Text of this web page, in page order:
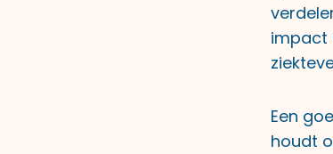
impact
Een
houdt